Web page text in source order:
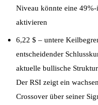
Niveau könnte eine
aktivieren
6,22 $ – untere
entscheidender
aktuelle bullische
Der RSI zeigt ein
Crossover über seiner